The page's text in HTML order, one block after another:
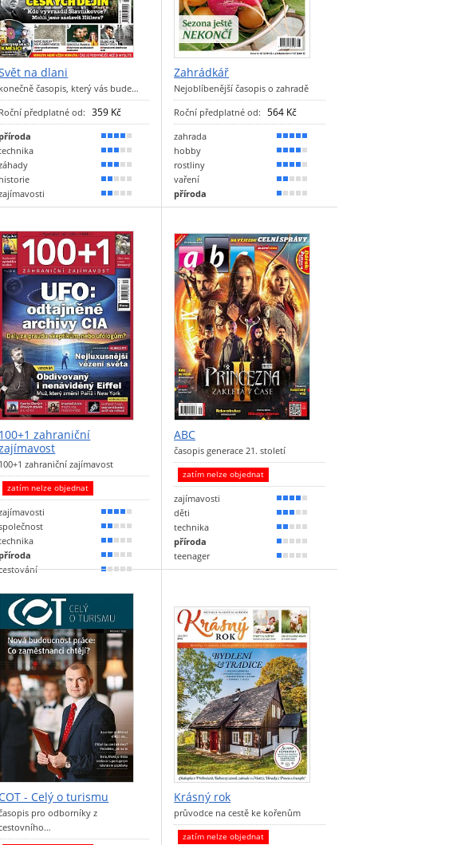
na dlani
konečně časopis, který vás bude…
Roční předplatné od: 359 Kč
70 %
60 %
50 %
historie
40 %
30 %
Zahrádkář
Nejoblíbenější časopis o zahradě
Roční předplatné od: 564 Kč
zahrada
100 %
hobby
80 %
rostliny
80 %
vaření
30 %
příroda
20 %
100+1 zahraniční
100+1 zahraniční zajímavost
zatím nelze objednat
70 %
40 %
30 %
30 %
20 %
ABC
časopis generace 21. století
zatím nelze objednat
zajímavosti
80 %
děti
50 %
technika
40 %
příroda
10 %
teenager
10 %
- Celý o turismu
pro odborníky z
Krásný rok
průvodce na cestě ke kořenům
zatím nelze objednat